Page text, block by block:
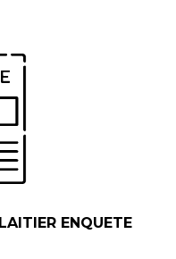
ENQUETE